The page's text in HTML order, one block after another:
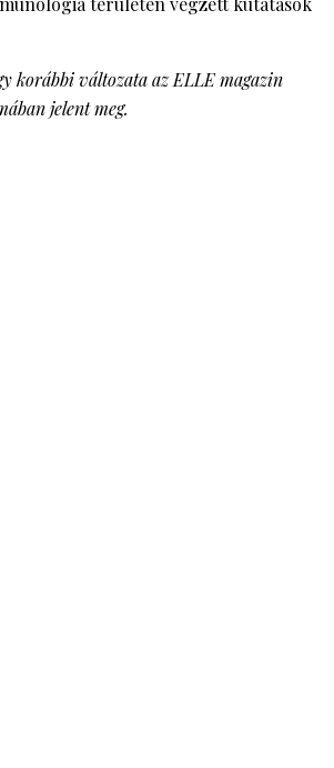
korábbi változata az ELLE magazin
jelent meg.